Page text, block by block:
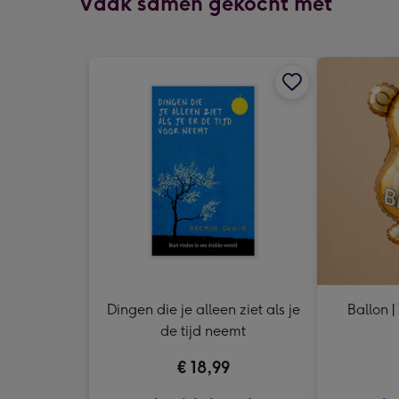
Dingen die je alleen ziet als je
de tijd neemt
€ 18,99
Ballon |